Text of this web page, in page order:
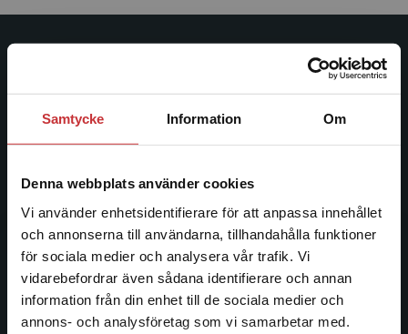
Samtycke Information Om
Denna webbplats använder cookies
Vi använder enhetsidentifierare för att anpassa innehållet
och annonserna till användarna, tillhandahålla funktioner
för sociala medier och analysera vår trafik. Vi
vidarebefordrar även sådana identifierare och annan
information från din enhet till de sociala medier och
annons- och analysföretag som vi samarbetar med.
Begränsad fraktregion
ledande utbildningsförlag. Med läromedel, kurslitteratur,
facklitteratur, utbildningar och digitala
längs hela kunskapsresan.
Kontakta oss
Kontakta oss
046-31 20 00